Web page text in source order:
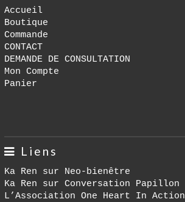
Accueil
Boutique
Commande
CONTACT
DEMANDE DE CONSULTATION
Mon Compte
Panier
Liens
Ka Ren sur Neo-bienêtre
Ka Ren sur Conversation Papillon
L’Association One Heart In Action